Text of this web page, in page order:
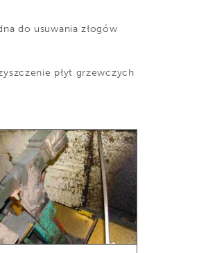
do usuwania złogów
płyt grzewczych